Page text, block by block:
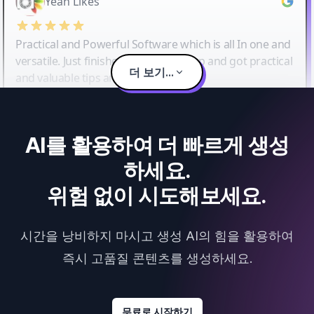
Practical and Powerful Software which is all In one and
versatile. Just finished their workshop and got practical
and valuable tips and tricks.
더 보기...
AI를 활용하여 더 빠르게 생성
하세요.
위험 없이 시도해보세요.
시간을 낭비하지 마시고 생성 AI의 힘을 활용하여
즉시 고품질 콘텐츠를 생성하세요.